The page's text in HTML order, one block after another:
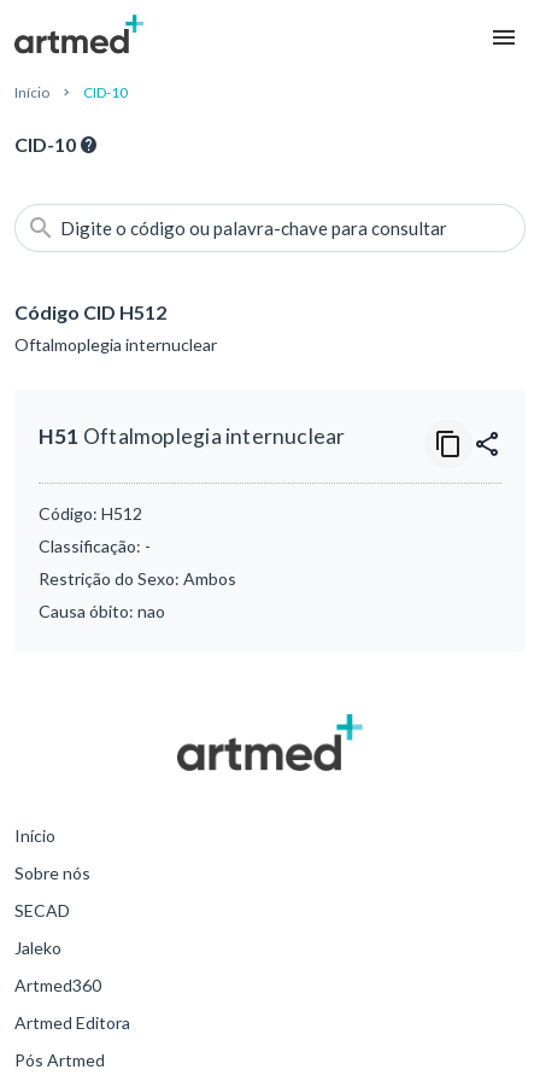
Início CID-10
CID-10
Digite o código ou palavra-chave para consultar
Código CID H512
Oftalmoplegia internuclear
H51 Oftalmoplegia internuclear
Código: H512
Classificação: -
Restrição do Sexo: Ambos
Causa óbito: nao
Início
Sobre nós
SECAD
Jaleko
Artmed360
Artmed Editora
Pós Artmed